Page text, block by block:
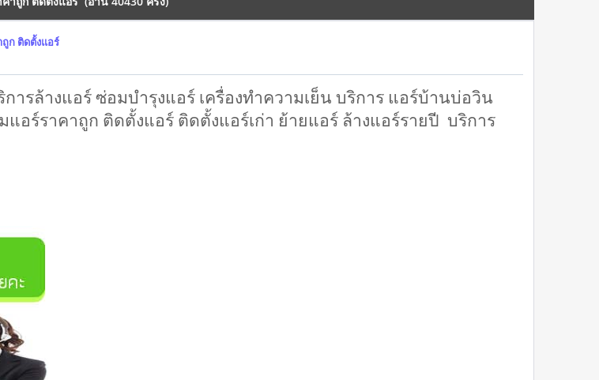
ก ติดตั้งแอร์
การล้างแอร์ ซ่อมบำรุงแอร์ เครื่องทำความเย็น บริการ แอร์บ้านบ่อวิน
อร์ราคาถูก ติดตั้งแอร์ ติดตั้งแอร์เก่า ย้ายแอร์ ล้างแอร์รายปี บริการ